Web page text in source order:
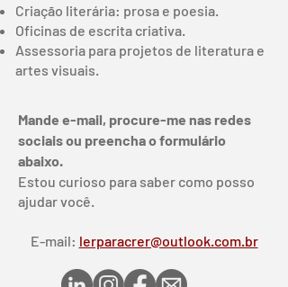
Criação literária: prosa e poesia.
Oficinas de escrita criativa.
Assessoria para projetos de literatura e
artes visuais.
Mande e-mail, procure-me nas redes
sociais ou preencha o formulário
abaixo.
Estou curioso para saber como posso
ajudar você.
E-mail: lerparacrer@outlook.com.br